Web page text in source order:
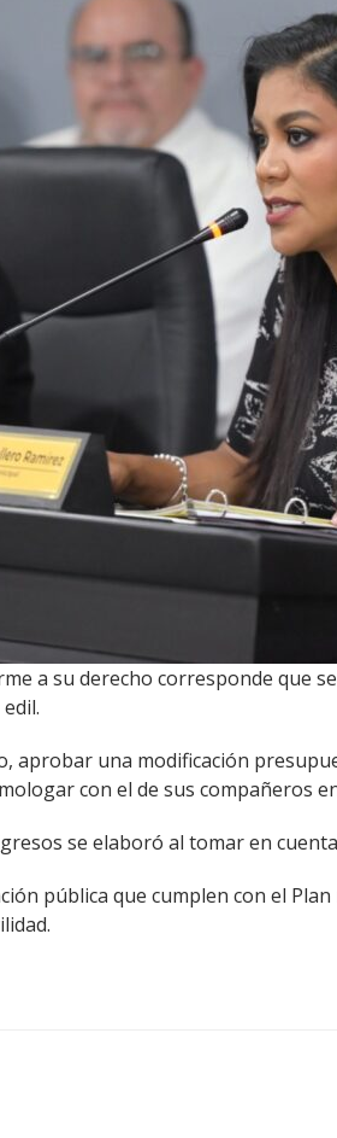
a su derecho corresponde que
aprobar una modificación
con el de sus compañeros
se elaboró al tomar en
pública que cumplen con el